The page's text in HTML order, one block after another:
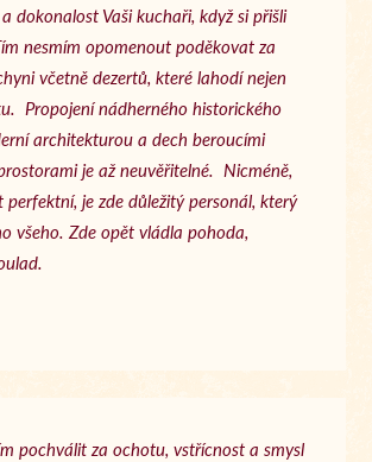
dokonalost Vaši kuchaři, když si přišli
nesmím opomenout poděkovat za
včetně dezertů, které lahodí nejen
Propojení nádherného historického
architekturou a dech beroucími
je až neuvěřitelné. Nicméně,
je zde důležitý personál, který
všeho. Zde opět vládla pohoda,
pochválit za ochotu, vstřícnost a smysl